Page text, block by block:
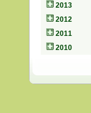
2013
2012
2011
2010